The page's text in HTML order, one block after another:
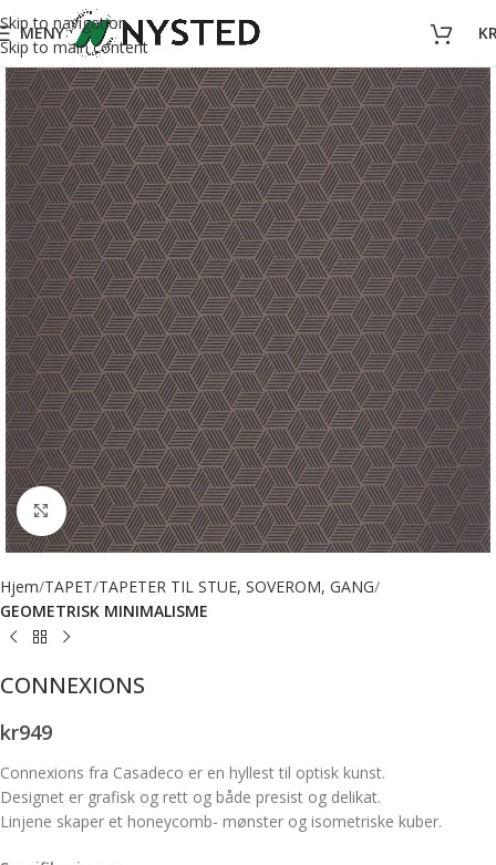
Skip to navigation
Skip to main content
MENY
Forstørr bilde
Hjem TAPET TAPETER TIL STUE, SOVEROM, GANG
GEOMETRISK MINIMALISME
CONNEXIONS
kr949
Connexions fra Casadeco er en hyllest til optisk kunst.
Designet er grafisk og rett og både presist og delikat.
Linjene skaper et honeycomb- mønster og isometriske kuber.